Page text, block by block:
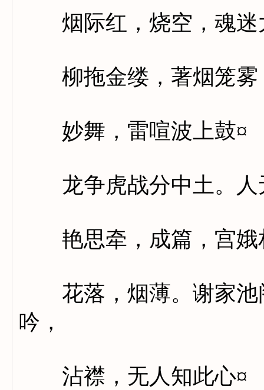
烟际红，烧空，魂迷
柳拖金缕，著烟笼雾
妙舞，雷喧波上鼓¤
龙争虎战分中土。人
艳思牵，成篇，宫娥
花落，烟薄。谢家池
吟，
沾襟，无人知此心¤